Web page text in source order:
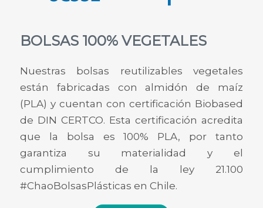
BOLSAS 100% VEGETALES
Nuestras bolsas reutilizables vegetales
están fabricadas con almidón de maíz
(PLA) y cuentan con certificación Biobased
de DIN CERTCO. Esta certificación acredita
que la bolsa es 100% PLA, por tanto
garantiza su materialidad y el
cumplimiento de la ley 21.100
#ChaoBolsasPlásticas en Chile.